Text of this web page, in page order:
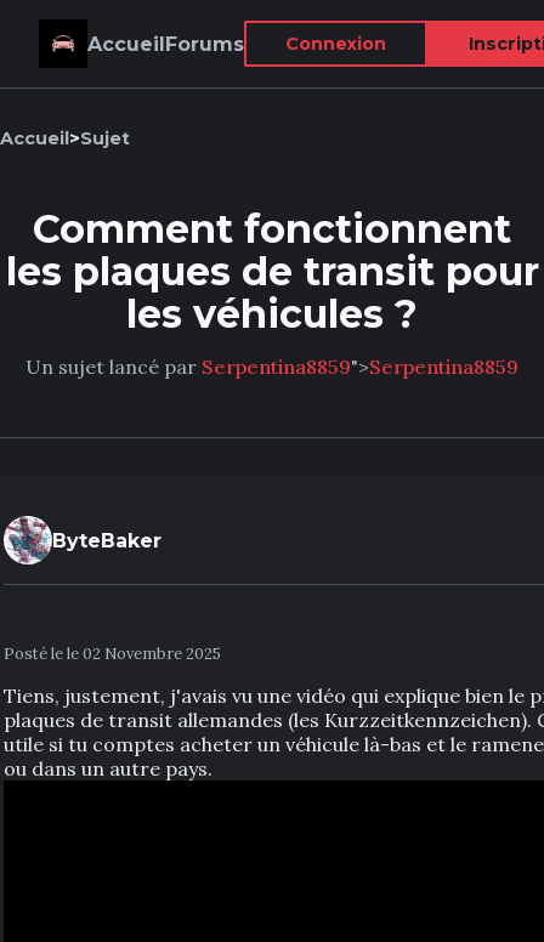
AccueilForums Connexion
Accueil>Sujet
Comment fonctionnent
les plaques de transit pour
les véhicules ?
Un sujet lancé par Serpentina8859">Serpentina8859
ByteBaker
Posté le le 02 Novembre 2025
Tiens, justement, j'avais vu une vidéo qui explique bien le
plaques de transit allemandes (les Kurzzeitkennzeichen).
utile si tu comptes acheter un véhicule là-bas et le
ou dans un autre pays.